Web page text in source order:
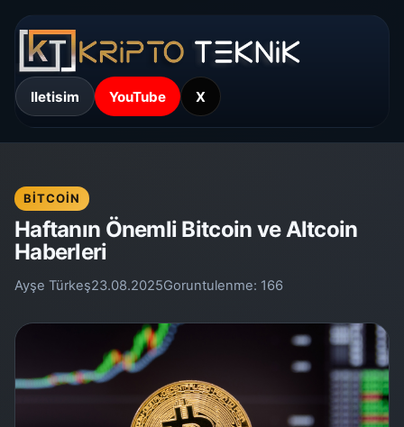
Iletisim YouTube X
BITCOIN
Haftanın Önemli Bitcoin ve Altcoin
Haberleri
Ayşe Türkeş23.08.2025Goruntulenme: 166